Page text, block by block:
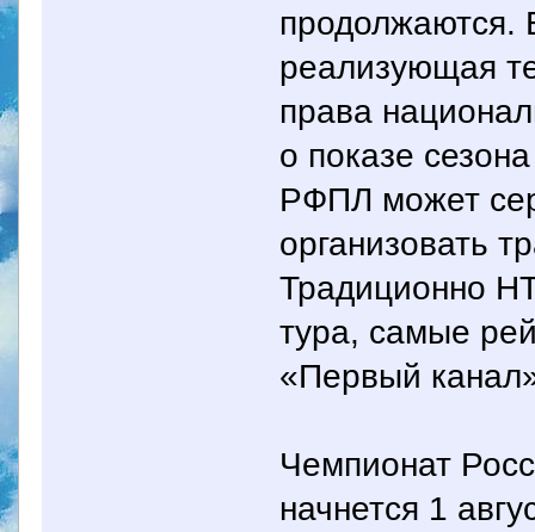
продолжаются.
реализующая
права
о показе
РФПЛ может
организовать
Традиционно
тура, самые
«Первый
Чемпионат
начнется 1